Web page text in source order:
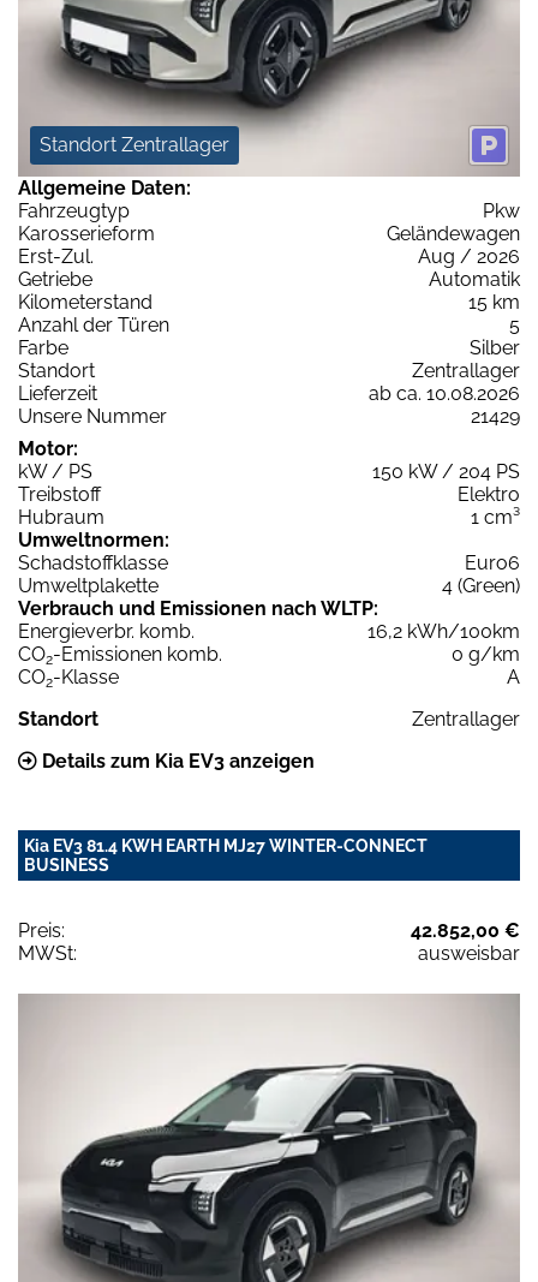
Standort Zentrallager
Allgemeine Daten:
Fahrzeugtyp
Pkw
Karosserieform
Geländewagen
Erst-Zul.
Aug / 2026
Getriebe
Automatik
Kilometerstand
15 km
Anzahl der Türen
5
Farbe
Silber
Standort
Zentrallager
Lieferzeit
ab ca. 10.08.2026
Unsere Nummer
21429
Motor:
kW / PS
150 kW / 204 PS
Treibstoff
Elektro
Hubraum
1 cm³
Umweltnormen:
Schadstoffklasse
Euro6
Umweltplakette
4 (Green)
Verbrauch und Emissionen nach WLTP:
Energieverbr. komb.
16,2 kWh/100km
CO2-Emissionen komb.
0 g/km
CO2-Klasse
A
Standort
Zentrallager
Details zum Kia EV3 anzeigen
Kia EV3 81.4 KWH EARTH MJ27 WINTER-CONNECT
BUSINESS
Preis:
42.852,00 €
MWSt:
ausweisbar